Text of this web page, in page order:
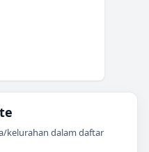
kelurahan dalam daftar